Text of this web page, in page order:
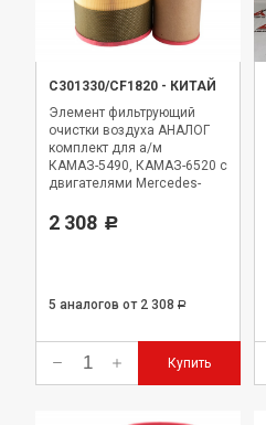
C301330/CF1820 - КИТАЙ
Элемент фильтрующий
очистки воздуха АНАЛОГ
комплект для а/м
КАМАЗ-5490, КАМАЗ-6520 с
двигателями Mercedes-
2 308 Р
5 аналогов от 2 308 Р
Купить